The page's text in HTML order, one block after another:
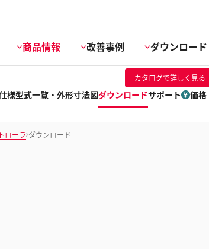
商品情報 改善事例 ダウンロード
カタログで詳しく見る
様型式一覧・外形寸法図ダウンロードサポート 価格
ローラ ダウンロード